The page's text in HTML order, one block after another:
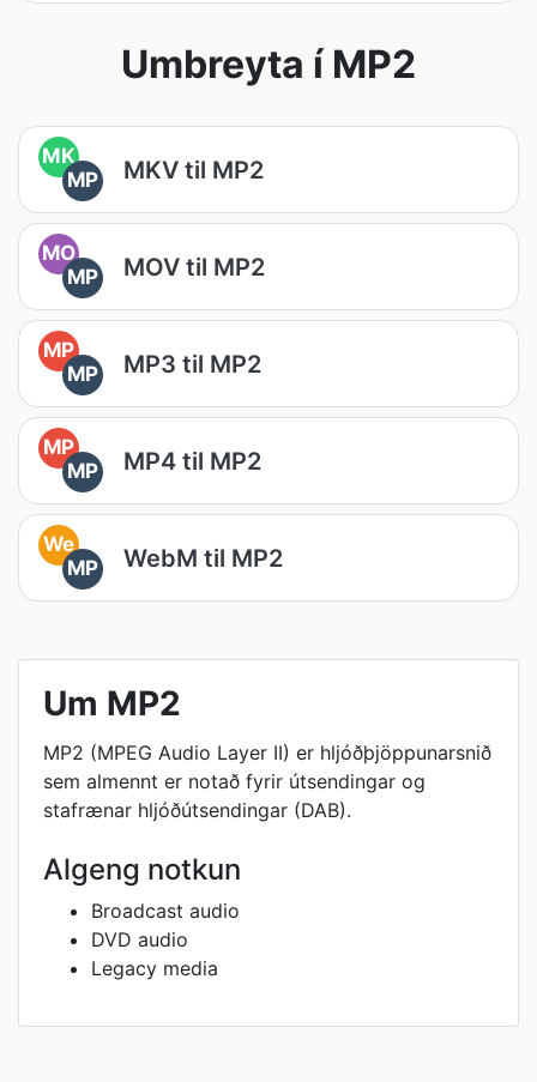
Umbreyta í MP2
MK
MP
MKV til MP2
MO
MP
MOV til MP2
MP
MP
MP3 til MP2
MP
MP
MP4 til MP2
We
MP
WebM til MP2
Um MP2
MP2 (MPEG Audio Layer II) er hljóðþjöppunarsnið
sem almennt er notað fyrir útsendingar og
stafrænar hljóðútsendingar (DAB).
Algeng notkun
Broadcast audio
DVD audio
Legacy media